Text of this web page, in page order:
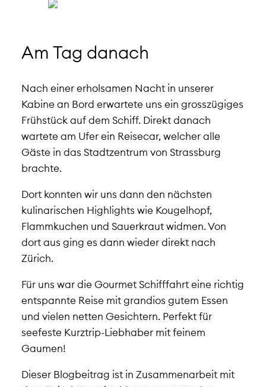
Am Tag danach
Nach einer erholsamen Nacht in unserer
Kabine an Bord erwartete uns ein grosszügiges
Frühstück auf dem Schiff. Direkt danach
wartete am Ufer ein Reisecar, welcher alle
Gäste in das Stadtzentrum von Strassburg
brachte.
Dort konnten wir uns dann den nächsten
kulinarischen Highlights wie Kougelhopf,
Flammkuchen und Sauerkraut widmen. Von
dort aus ging es dann wieder direkt nach
Zürich.
Für uns war die Gourmet Schifffahrt eine richtig
entspannte Reise mit grandios gutem Essen
und vielen netten Gesichtern. Perfekt für
seefeste Kurztrip-Liebhaber mit feinem
Gaumen!
Dieser Blogbeitrag ist in Zusammenarbeit mit